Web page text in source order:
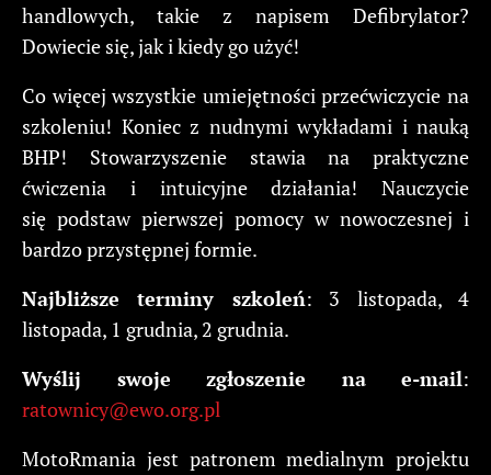
handlowych, takie z napisem Defibrylator?
Dowiecie się, jak i kiedy go użyć!
Co więcej wszystkie umiejętności przećwiczycie na
szkoleniu! Koniec z nudnymi wykładami i nauką
BHP! Stowarzyszenie stawia na praktyczne
ćwiczenia i intuicyjne działania! Nauczycie
się podstaw pierwszej pomocy w nowoczesnej i
bardzo przystępnej formie.
Najbliższe terminy szkoleń: 3 listopada, 4
listopada, 1 grudnia, 2 grudnia.
Wyślij swoje zgłoszenie na e-mail:
ratownicy@ewo.org.pl
MotoRmania jest patronem medialnym projektu